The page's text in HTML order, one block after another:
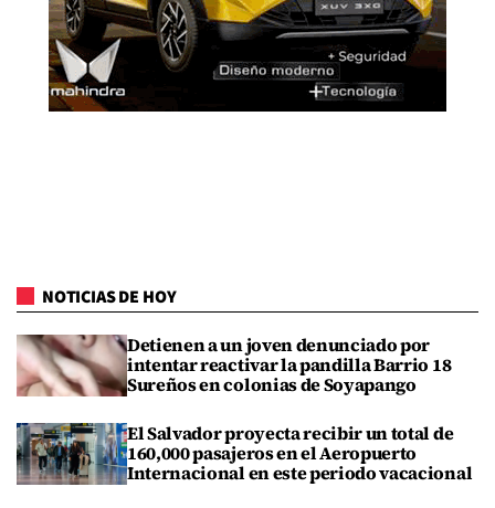
NOTICIAS DE HOY
Detienen a un joven denunciado por
intentar reactivar la pandilla Barrio 18
Sureños en colonias de Soyapango
El Salvador proyecta recibir un total de
160,000 pasajeros en el Aeropuerto
Internacional en este periodo vacacional